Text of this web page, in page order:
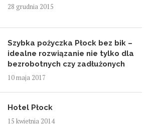
28 grudnia 2015
Szybka pożyczka Płock bez bik –
idealne rozwiązanie nie tylko dla
bezrobotnych czy zadłużonych
10 maja 2017
Hotel Płock
15 kwietnia 2014